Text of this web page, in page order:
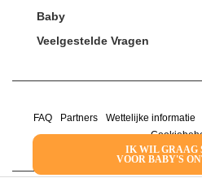
IK WIL GRAAG
VOOR BABY'S
Baby
Veelgestelde Vragen
FAQ Partners Wettelijke informatie